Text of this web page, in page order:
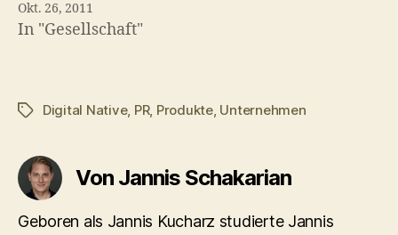
Okt. 26, 2011
In "Gesellschaft"
Schlagwörter
Digital Native, PR, Produkte, Unternehmen
Von Jannis Schakarian
Geboren als Jannis Kucharz studierte Jannis